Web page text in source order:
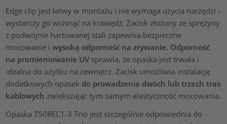
Edge clip jest łatwy w montażu i nie wymaga użycia narzędzi -
wystarczy go wcisnąć na krawędź. Zacisk złożony ze sprężyny
z podwójnie hartowanej stali zapewnia bezpieczne
mocowanie iwysoką odporność na zrywanie. Odporność
na promieniowanie UV sprawia, że opaska jest trwała i
idealna do użytku na zewnątrz. Zacisk umożliwia instalację
dodatkowych opasek do prowadzenia dwóch lub trzech tras
kablowych zwiększając tym samym elastyczność mocowania.
Opaska T50REC1-3 Trio jest szczególnie odpowiednia do